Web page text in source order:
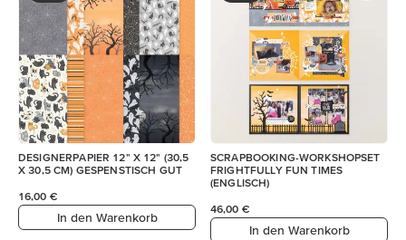
DESIGNERPAPIER 12" X 12" (30,5
X 30,5 CM) GESPENSTISCH GUT
16,00 €
In den Warenkorb
SCRAPBOOKING-WORKSHOPSET
FRIGHTFULLY FUN TIMES
(ENGLISCH)
46,00 €
In den Warenkorb